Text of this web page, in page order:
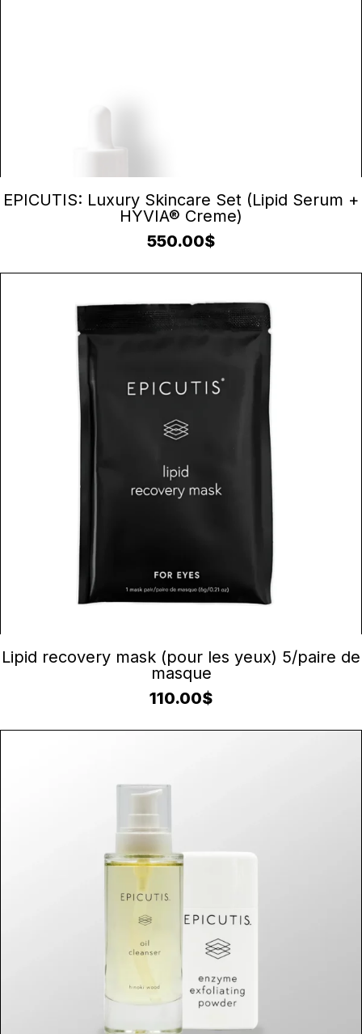
AJOUTER AU PANIER
EPICUTIS: Luxury Skincare Set (Lipid Serum +
HYVIA® Creme)
550.00$
AJOUTER AU PANIER
Lipid recovery mask (pour les yeux) 5/paire de
masque
110.00$